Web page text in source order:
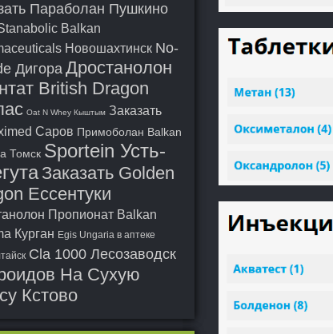
Параболан Пушкино
Balkan
Новошахтинск No-
ДигораДростанолон
British Dragon
Oat N Whey Кыштым Заказать
Саров Примоболан Balkan
Томск Sportein Усть-
Заказать Golden
Ессентуки
Пропионат Balkan
Курган Egis Ungaria в аптеке
Cla 1000 Лесозаводск
На Сухую
Кстово